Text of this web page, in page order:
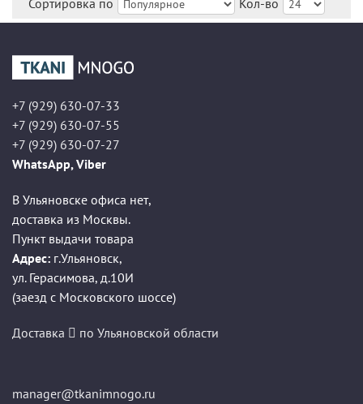
Сортировка по Кол-во
+7 (929) 630-07-33
+7 (929) 630-07-55
+7 (929) 630-07-27
WhatsApp, Viber
В Ульяновске офиса нет,
доставка из Москвы.
Пункт выдачи товара
Адрес: г.Ульяновск,
ул. Герасимова, д.10И
(заезд с Московского шоссе)
Доставка по Ульяновской области
manager@tkanimnogo.ru